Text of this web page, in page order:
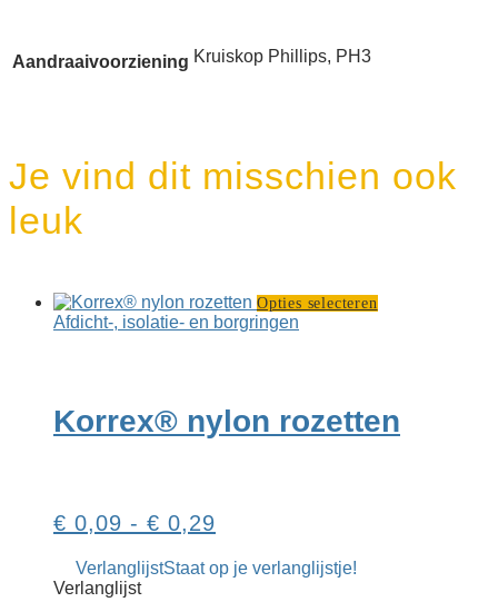
Aandraaivoorziening Kruiskop Phillips, PH3
Je vind dit misschien ook
leuk
Opties selecterenDit
optie
kan
Afdicht-, isolatie- en borgringen
Korrex® nylon rozetten
€ 0,09 - € 0,29
tot
VerlanglijstStaat op je verlanglijstje!
Verlanglijst